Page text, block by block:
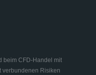
beim CFD-Handel mit
verbundenen Risiken